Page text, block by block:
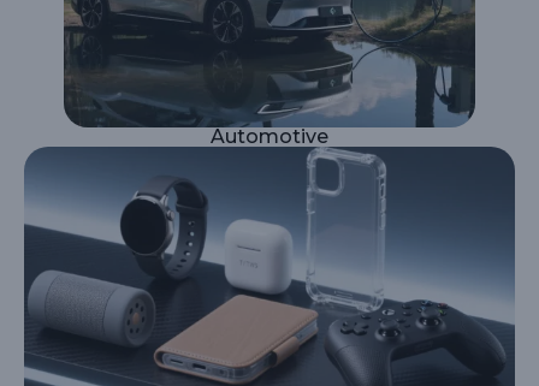
Automotive